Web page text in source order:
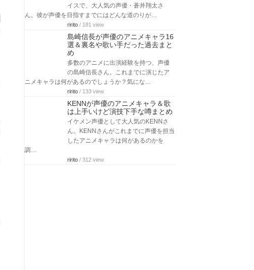
イスで、大人気の声優・蒼井翔太さ
ん。彼が声優を目指すまでにはどんな道のりが…
ririto / 181 view
島崎信長が声優のアニメキャラ16
選＆裏名や歌い手だった過去まと
め
多数のアニメに出演経験を持つ、声優
の島崎信長さん。これまでに演じたア
ニメキャラは何があるのでしょうか？気にな…
ririto / 133 view
KENNが声優のアニメキャラ＆歌
は上手いけど演技下手な噂まとめ
イケメン声優として大人気のKENNさ
ん。KENNさんがこれまでに声優を担当
したアニメキャラは何があるのかを
調…
ririto / 312 view